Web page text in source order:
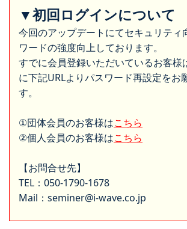
▼初回ログインについて
今回のアップデートにてセキュリティ
ワードの強度向上しております。
すでに会員登録いただいているお客様
に下記URLよりパスワード再設定をお
す。
①団体会員のお客様はこちら
②個人会員のお客様はこちら
【お問合せ先】
TEL：050-1790-1678
Mail：seminer@i-wave.co.jp